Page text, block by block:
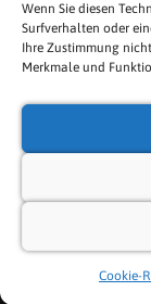
Wenn Sie diesen
Surfverhalten oder
Ihre Zustimmung
Merkmale und
Cookie-
Was ist Urgeschmack?
Häufige Fragen
Links
Allgemeine
Datenschutzerklärung
Sitemap